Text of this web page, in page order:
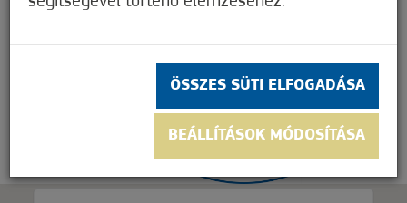
ÖSSZES SÜTI ELFOGADÁSA
BEÁLLÍTÁSOK MÓDOSÍTÁSA